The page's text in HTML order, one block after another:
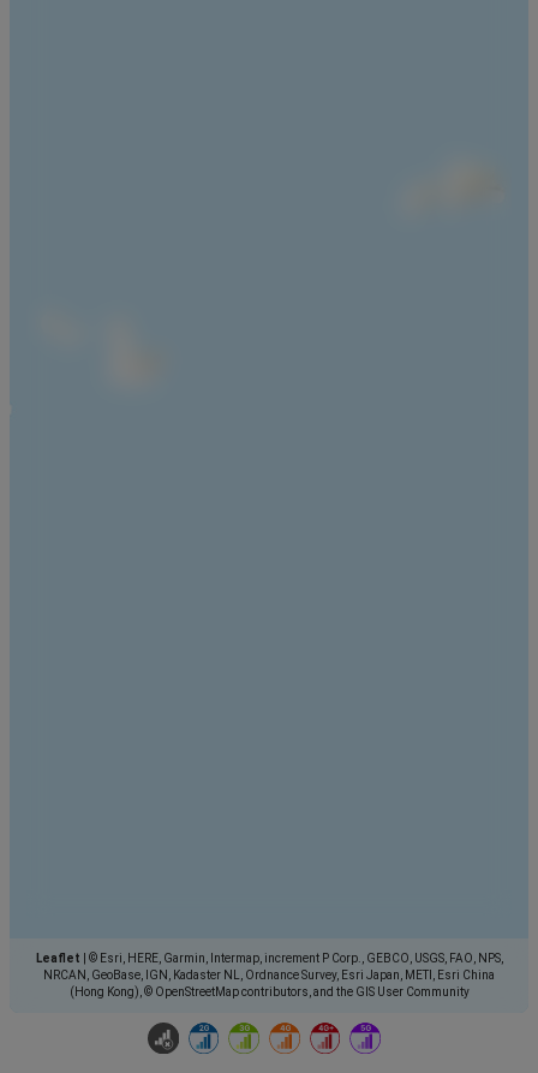
Leaflet
© Esri, HERE, Garmin, Intermap, increment P Corp., GEBCO, USGS, FAO, NPS,
NRCAN, GeoBase, IGN, Kadaster NL, Ordnance Survey, Esri Japan, METI, Esri China
(Hong Kong), © OpenStreetMap contributors, and the GIS User Community